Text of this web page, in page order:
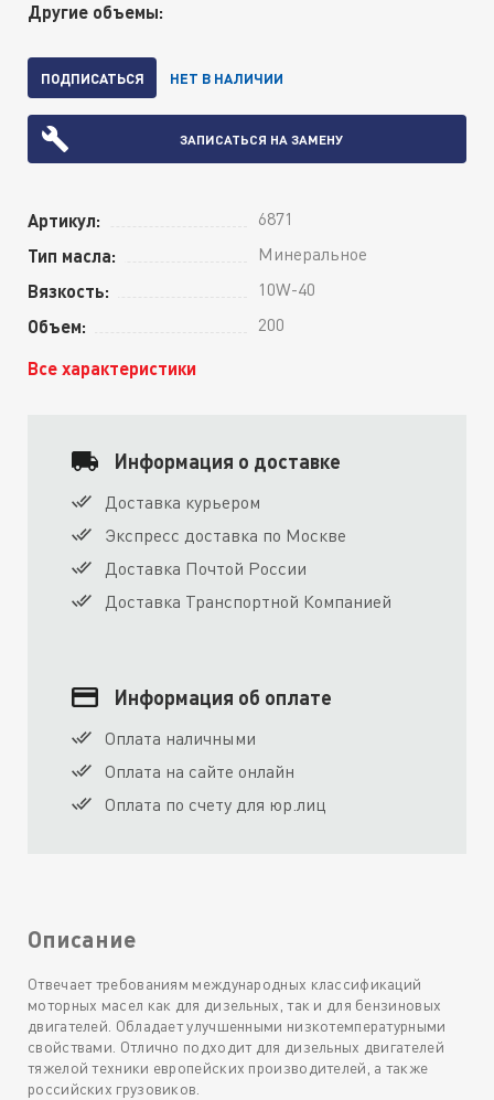
Другие объемы:
ПОДПИСАТЬСЯ НЕТ В НАЛИЧИИ
ЗАПИСАТЬСЯ НА ЗАМЕНУ
Артикул: 6871
Тип масла: Минеральное
Вязкость: 10W-40
Объем: 200
Все характеристики
Информация о доставке
Доставка курьером
Экспресс доставка по Москве
Доставка Почтой России
Доставка Транспортной Компанией
Информация об оплате
Оплата наличными
Оплата на сайте онлайн
Оплата по счету для юр.лиц
Описание
Отвечает требованиям международных классификаций
моторных масел как для дизельных, так и для бензиновых
двигателей. Обладает улучшенными низкотемпературными
свойствами. Отлично подходит для дизельных двигателей
тяжелой техники европейских производителей, а также
российских грузовиков.